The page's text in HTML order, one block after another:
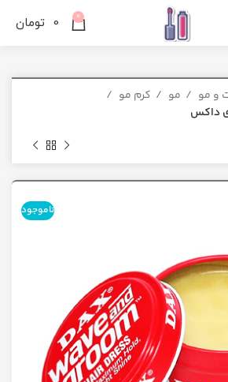
0
0 تومان
و مو مو
کرم مو
داکس
ناموجود